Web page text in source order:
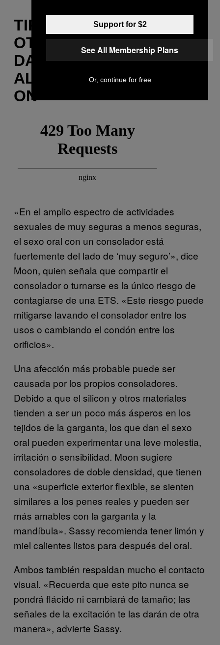
TIPS DE SEGURIDAD Y
OTRAS COSAS PARA
DAR UN BUEN ORAL A
ALGUIEN CON STRAP-
ON
«En el amplio espectro de actividades
sexuales de muy seguras a menos seguras,
el sexo oral con un consolador está
fuertemente del lado de ‘muy seguro’», dice
Moon, quien señala que compartir el
consolador o turnarse es la único riesgo de
contagiarse de una ETS. «Este riesgo puede
mitigarse lavando el consolador entre los
usos o cambiando el condón entre los
orificios».
Una afección más probable puede ser
causada por los propios consoladores.
Debido a que el silicon y otros materiales
tienden a ser un poco más ásperos en los
tejidos de la garganta, los que dan el sexo
oral pueden experimentar una leve molestia,
irritación o sensibilidad. Moon sugiere
consoladores de doble densidad, que tienen
una «superficie exterior flexible, se sienten
similares a los penes reales y pueden ser
más amables con la garganta y la
mandíbula». Sassy recomienda tener limón y
miel calientes listos para después del oral.
Ambos también respaldan mucho el contacto
visual. «Recuerda que este pito nunca se
pondrá flácido ni cambiará de tamaño; las
señales de la excitación te las darán de otra
manera», advierte Sassy.
Support for $2
See All Membership Plans
Or, continue for free